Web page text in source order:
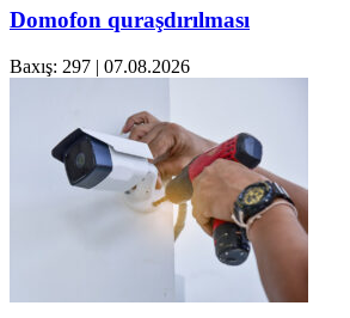
Domofon quraşdırılması
Baxış: 297 | 07.08.2026